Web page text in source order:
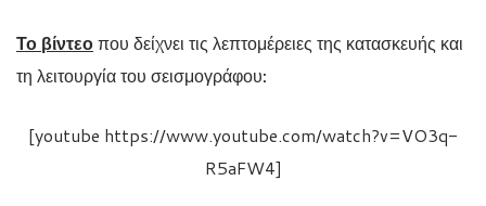
Το βίντεοπου δείχνει τις λεπτομέρειες της κατασκευής και
τη λειτουργία του σεισμογράφου:
[youtube https://www.youtube.com/watch?v=VO3q-
R5aFW4]